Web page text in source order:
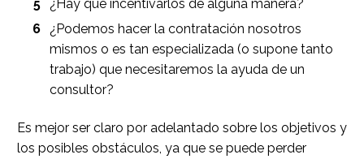
¿Hay que incentivarlos de alguna manera?
¿Podemos hacer la contratación nosotros
mismos o es tan especializada (o supone tanto
trabajo) que necesitaremos la ayuda de un
consultor?
Es mejor ser claro por adelantado sobre los objetivos y
los posibles obstáculos, ya que se puede perder